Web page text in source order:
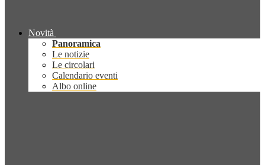
Novità
Panoramica
Le notizie
Le circolari
Calendario eventi
Albo online